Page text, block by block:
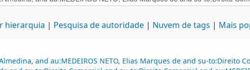
hierarquia Pesquisa de autoridade Nuvem de tags Mais
and au:MEDEIROS NETO, Elias Marques de and su-to:Direito